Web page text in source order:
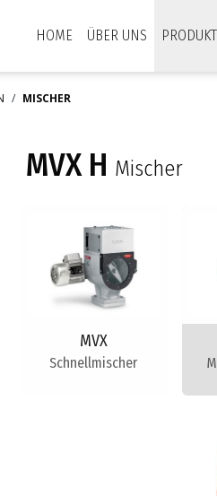
HOME
ÜBER UNS
MISCHER
MVX H Mischer
MVX
Schnellmischer